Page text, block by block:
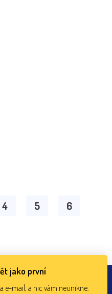
4 5
6
jako první
e-mail, a nic vám neunikne.